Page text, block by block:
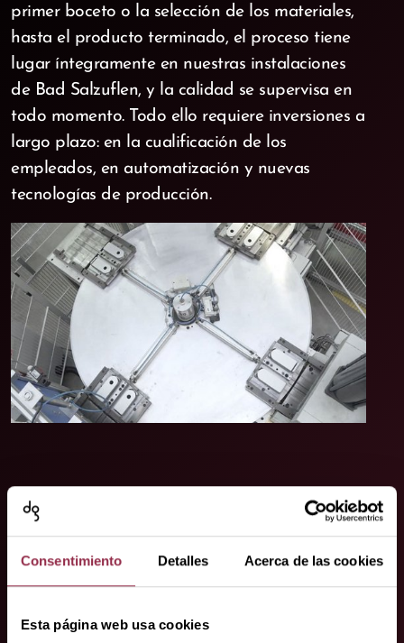
Consentimiento Detalles Acerca de las cookies
Esta página web usa cookies
primer boceto o la selección de los materiales,
hasta el producto terminado, el proceso tiene
lugar íntegramente en nuestras instalaciones
de Bad Salzuflen, y la calidad se supervisa en
todo momento. Todo ello requiere inversiones a
largo plazo: en la cualificación de los
empleados, en automatización y nuevas
tecnologías de producción.
Su contacto.
¡Estamos donde nos necesite!